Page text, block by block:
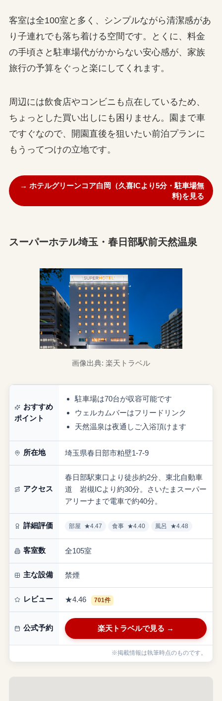
客室は全100室と多く、シンプルながら清潔感があ
り子連れでも落ち着ける空間です。とくに、料金
の手頃さと駐車場代がかからない安心感が、家族
旅行の予算をぐっと楽にしてくれます。
周辺には飲食店やコンビニも点在しているため、
ちょっとした買い出しにも困りません。園まで車
ですぐなので、開園直後を狙いたい前泊プランに
もうってつけの立地です。
→ ホテルグリーンコア白岡（久喜ICより5分・駐車場無
料)を見る
スーパーホテル埼玉・春日部駅前天然温泉
画像出典: 楽天トラベル
おすすめ
ポイント
駐車場は70台が収容可能です
ウェルカムバーはフリードリンク
天然温泉は夜通しご入浴頂けます
所在地 埼玉県春日部市粕壁1-7-9
アクセス
春日部駅東口より徒歩約2分、東北自動車
道 岩槻ICより約30分。さいたまスーパー
アリーナまで電車で約40分。
詳細評価 部屋 ★4.47 食事 ★4.40 風呂 ★4.48
客室数 全105室
主な設備 禁煙
レビュー ★4.46 701件
公式予約 楽天トラベルで見る →
※掲載情報は執筆時点のものです。